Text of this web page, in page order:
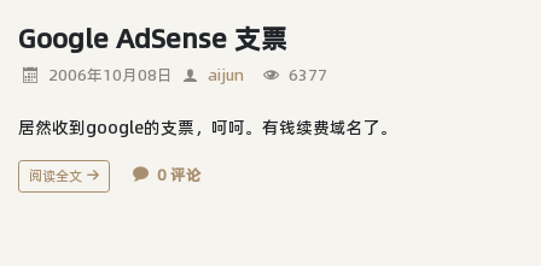
Google AdSense 支票
2006年10月08日 aijun 6377
居然收到google的支票，呵呵。有钱续费域名了。
阅读全文 0 评论